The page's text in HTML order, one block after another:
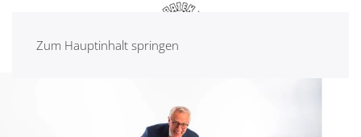
Zum Hauptinhalt springen